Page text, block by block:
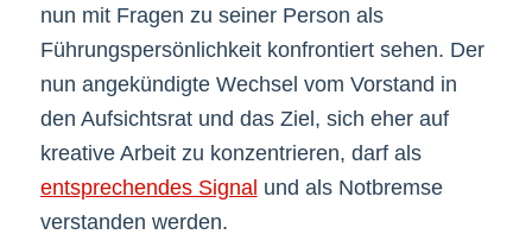
nun mit Fragen zu seiner Person als
Führungspersönlichkeit konfrontiert sehen. Der
nun angekündigte Wechsel vom Vorstand in
den Aufsichtsrat und das Ziel, sich eher auf
kreative Arbeit zu konzentrieren, darf als
entsprechendes Signal und als Notbremse
verstanden werden.